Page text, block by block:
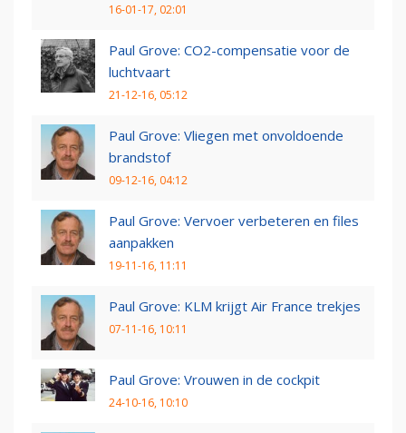
16-01-17, 02:01
Paul Grove: CO2-compensatie voor de
luchtvaart
21-12-16, 05:12
Paul Grove: Vliegen met onvoldoende
brandstof
09-12-16, 04:12
Paul Grove: Vervoer verbeteren en files
aanpakken
19-11-16, 11:11
Paul Grove: KLM krijgt Air France trekjes
07-11-16, 10:11
Paul Grove: Vrouwen in de cockpit
24-10-16, 10:10